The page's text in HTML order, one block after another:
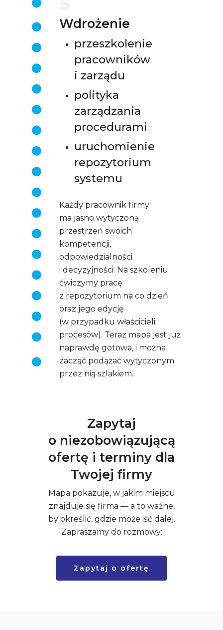
Wdrożenie
przeszkolenie
pracowników
i zarządu
polityka
zarządzania
procedurami
uruchomienie
repozytorium
systemu
Każdy pracownik firmy
ma jasno wytyczoną
przestrzeń swoich
kompetencji,
odpowiedzialności
i decyzyjności. Na szkoleniu
ćwiczymy pracę
z repozytorium na co dzień
oraz jego edycję
(w przypadku właścicieli
procesów). Teraz mapa jest już
naprawdę gotowa, i można
zacząć podążać wytyczonym
przez nią szlakiem.
Zapytaj
o niezobowiązującą
ofertę i terminy dla
Twojej firmy
Mapa pokazuje, w jakim miejscu
znajduje się firma — a to ważne,
by określić, gdzie może iść dalej.
Zapraszamy do rozmowy:
Zapytaj o ofertę